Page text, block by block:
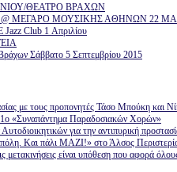
ΘΕΑΤΡΟ ΒΡΑΧΩΝ
ΜΕΓΑΡΟ ΜΟΥΣΙΚΗΣ ΑΘΗΝΩΝ 22
Club 1 Απριλίου
Σάββατο 5 Σεπτεμβρίου 2015
με τους προπονητές Τάσο Μπούκη και
«Συναπάντημα Παραδοσιακών Χορών»
για την αντιπυρική
Και πάλι ΜΑΖΙ!» στο Άλσος
είναι υπόθεση που αφορά